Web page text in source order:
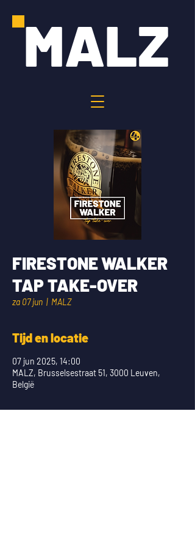
MALZ
FIRESTONE WALKER
TAP TAKE-OVER
za 07 jun
  |
MALZ
Tijd en locatie
07 jun 2025, 14:00
MALZ, Brusselsestraat 51, 3000 Leuven,
België